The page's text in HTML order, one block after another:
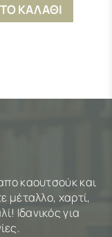
ΚΑΛΑΘΙ
καουτσούκ και
μέταλλο, χαρτί,
Ιδανικός για